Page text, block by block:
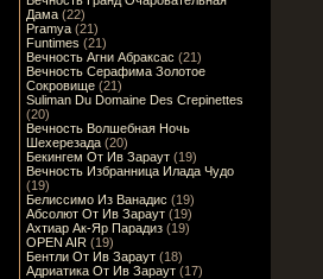
Дама (22)
Pramya (21)
Funtimes (21)
Вечность Агни Абраксас (21)
Вечность Серафима Золотое
Сокровище (21)
Suliman Du Domaine Des Crepinettes
(20)
Вечность Волшебная Ночь
Шехерезада (20)
Бекингем От Ив Зараут (19)
Вечность Избранница Илада Чудо
(19)
Белиссимо Из Ванадис (19)
Абсолют От Ив Зараут (19)
Ахтиар Ак-Яр Парадиз (19)
OPEN AIR (19)
Бентли От Ив Зараут (18)
Адриатика От Ив Зараут (17)